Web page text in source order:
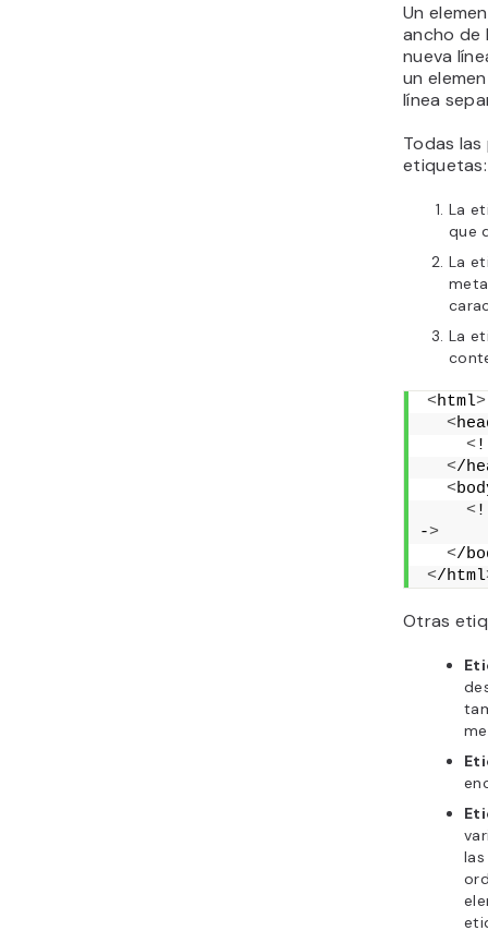
Un
ancho de
nueva
un
línea
Todas
etiquetas:
La
que
La
La
<html>
<
<
</
<
<
->
</
</html
Otras